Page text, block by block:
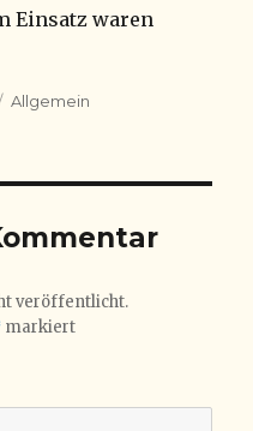
Einsatz waren
Kategorien
Allgemein
veröffentlicht.
markiert